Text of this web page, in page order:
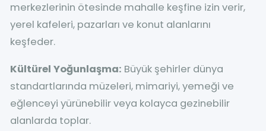
merkezlerinin ötesinde mahalle keşfine izin verir,
yerel kafeleri, pazarları ve konut alanlarını
keşfeder.
Kültürel Yoğunlaşma: Büyük şehirler dünya
standartlarında müzeleri, mimariyi, yemeği ve
eğlenceyi yürünebilir veya kolayca gezinebilir
alanlarda toplar.